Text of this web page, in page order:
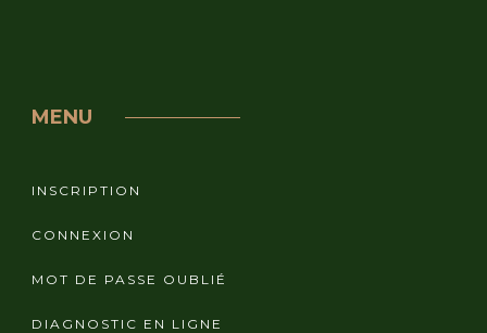
MENU
INSCRIPTION
CONNEXION
MOT DE PASSE OUBLIÉ
DIAGNOSTIC EN LIGNE